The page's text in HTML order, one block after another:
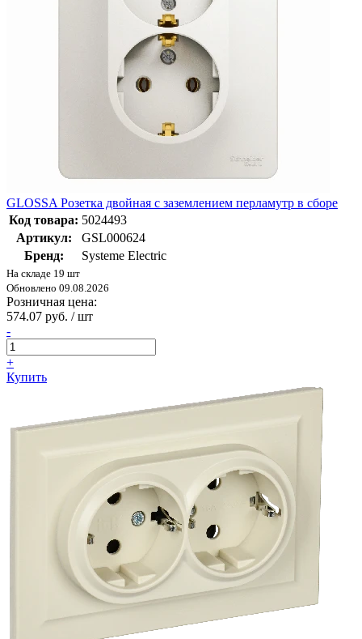
GLOSSA Розетка двойная с заземлением перламутр в сборе
Код товара: 5024493
Артикул:
GSL000624
Бренд:
Systeme Electric
На складе 19 шт
Обновлено 09.08.2026
Розничная цена:
574.07 руб. / шт
-
+
Купить